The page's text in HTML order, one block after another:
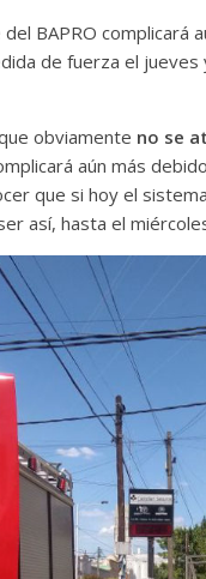
BAPRO complicará
de fuerza el jueves
obviamente no se
aún más
que si hoy el
así, hasta el